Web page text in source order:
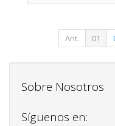
Ant. 01
Sobre Nosotros
Síguenos en: